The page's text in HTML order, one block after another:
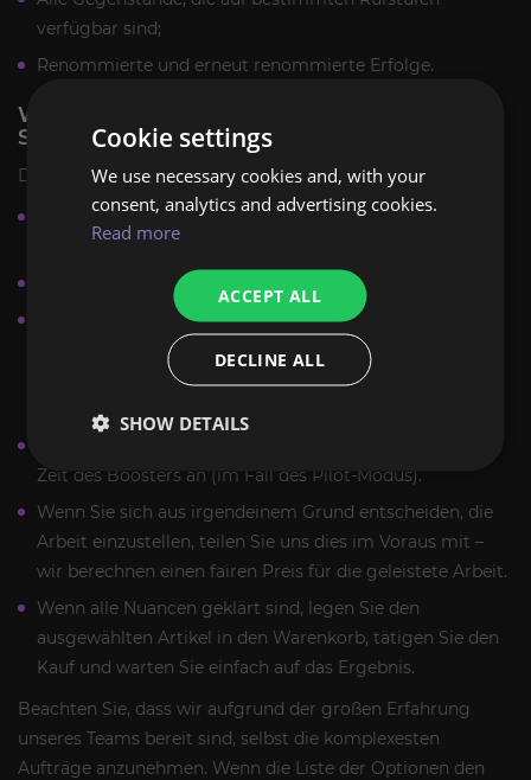
verfügbar sind;
Renommierte und erneut renommierte Erfolge.
WIE FUNKTIONIERT DER RUF VON
SHADOWLANDS?
Diese Art von Dienst wird im Pilotmodus bereitgestellt.
Geben Sie die Fraktion (oder mehrere) an, deren Ruf Sie
verbessern möchten;
Geben Sie die gewünschte Stufe an;
Bevor Sie beginnen, geben Sie bitte einen geeigneten
Zeitpunkt für den Booster an, um Ihr Konto zu betreten.
Dies hilft, den Prozess zu optimieren und so sicher wie
möglich zu machen.
Zeit des Boosters an (im Fall des Pilot-Modus).
Wenn Sie sich aus irgendeinem Grund entscheiden, die
Arbeit einzustellen, teilen Sie uns dies im Voraus mit –
wir berechnen einen fairen Preis für die geleistete Arbeit.
Wenn alle Nuancen geklärt sind, legen Sie den
ausgewählten Artikel in den Warenkorb, tätigen Sie den
Kauf und warten Sie einfach auf das Ergebnis.
Beachten Sie, dass wir aufgrund der großen Erfahrung
unseres Teams bereit sind, selbst die komplexesten
Aufträge anzunehmen. Wenn die Liste der Optionen den
Cookie settings
We use necessary cookies and, with your
consent, analytics and advertising cookies.
Read more
ACCEPT ALL
DECLINE ALL
SHOW DETAILS